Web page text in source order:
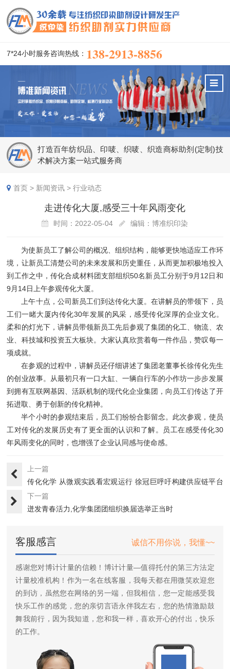
7*24小时服务咨询热线： 138-2913-8856
打造百年纺织品、印唛、织唛、织造商标助剂(定制)技
术解决方案一站式服务商
首页 > 新闻资讯 >行业动态
走进传化大厦,感受三十年风雨变化
时间：2022-05-04 编辑：博准织印染
为使新员工了解公司的概况、组织结构，能够更快地适应工作环
境，让新员工清楚公司的未来发展和历史重任，从而更加积极地投入
到工作之中，传化合成材料团支部组织50名新员工分别于9月12日和
9月14日上午参观传化大厦。
上午十点，公司新员工们到达传化大厦。在讲解员的带领下，员
工们一睹大厦内传化30年发展的风采，感受传化深厚的企业文化。
柔和的灯光下，讲解员带领新员工先后参观了集团的化工、物流、农
业、科技城和投资五大板块。大家认真欣赏着每一件作品，赞叹每一
项成就。
在参观的过程中，讲解员还仔细讲述了集团老董事长徐传化先生
的创业故事。从最初只有一口大缸、一辆自行车的小作坊一步步发展
到拥有互联网基因、活跃机制的现代化企业集团，向员工们传达了开
拓进取、勇于创新的传化精神。
半个小时的参观结束后，员工们纷纷合影留念。此次参观，使员
工对传化的发展历史有了更全面的认识和了解。员工在感受传化30
年风雨变化的同时，也增强了企业认同感与使命感。
上一篇
传化化学 从微观实践看宏观运行 徐冠巨呼吁构建供应链平台
服···
下一篇
迸发青春活力,化学集团团组织换届选举正当时
客服感言 诚信不用你说，我懂~~
感谢您对博计计量的信赖！博计计量—值得托付的第三方法定
计量校准机构！作为一名在线客服，我每天都在用微笑欢迎您
的到访，虽然您在网络的另一端，但我相信，您一定能感受我
快乐工作的感觉，您的亲切言语永伴我左右，您的热情激励鼓
舞我前行，因为我知道，您和我一样，喜欢开心的付出，快乐
的工作。